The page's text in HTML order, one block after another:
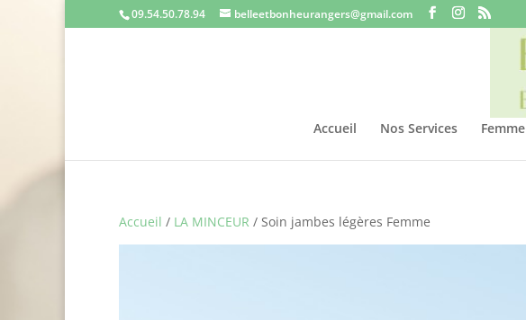
09.54.50.78.94 belleetbonheurangers@gmail.com
Accueil Nos Services Femme
Accueil / LA MINCEUR / Soin jambes légères Femme